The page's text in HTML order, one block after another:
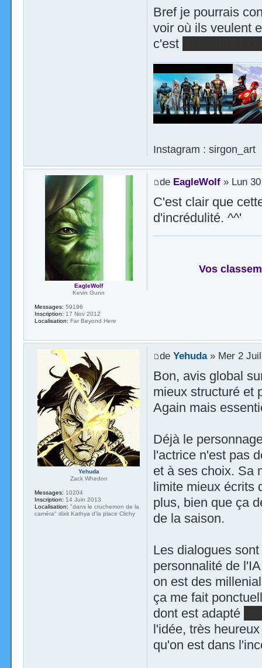
Bref je pourrais
voir où ils veulent
c'est
Instagram : sirgon_art
de EagleWolf» Lun 30
C'est clair que
d'incrédulité. ^^'
Vos
EagleWolf
Kevin Gunn
Messages: 59196
Inscription: 17 Nov 2012
Localisation: Far Beyond Here
de Yehuda» Mer 2 Juil
Bon, avis global
mieux structuré et
Again mais
Déjà le
l'actrice n'est pas
et à ses choix. Sa
limite mieux écrits
plus, bien que ça
de la saison.
Les dialogues
personnalité de
on est des
ça me fait
dont est adapté
l'idée, très
qu'on est dans
Yehuda
Zack Whedon
Messages: 10204
Inscription: 14 Juin 2013
Localisation: "dans le cruchemon de la
caméra" dixit Kathya d'la place Clichy